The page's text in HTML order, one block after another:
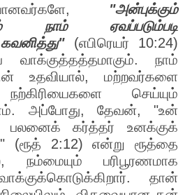
"அன்புக்கும்
நாம் ஏவப்படும்படி
(எபிரெயர் 10:24)
நாம்
உதவியால், மற்றவர்களை
நற்கிரியைகளை செய்யும்
அப்போது, தேவன், "உன்
பலனைக் கர்த்தர் உனக்குக்
(ரூத் 2:12) என்று ரூத்தை
நம்மையும் பரிபூரணமாக
தான்